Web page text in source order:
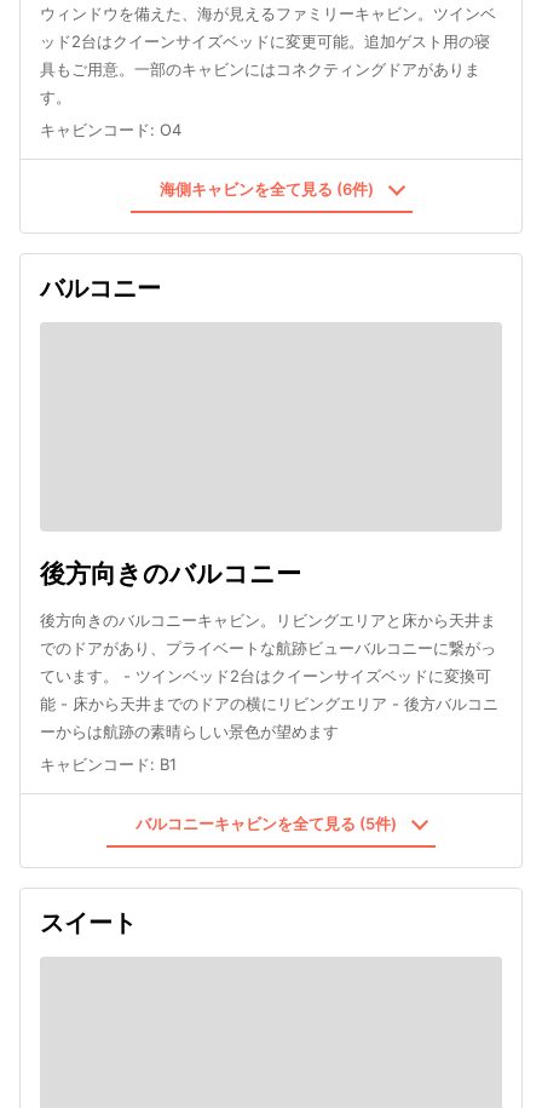
ウィンドウを備えた、海が見えるファミリーキャビン。ツインベ
ッド2台はクイーンサイズベッドに変更可能。追加ゲスト用の寝
具もご用意。一部のキャビンにはコネクティングドアがありま
す。
キャビンコード: O4
海側キャビンを全て見る (6件)
バルコニー
後方向きのバルコニー
後方向きのバルコニーキャビン。リビングエリアと床から天井ま
でのドアがあり、プライベートな航跡ビューバルコニーに繋がっ
ています。 - ツインベッド2台はクイーンサイズベッドに変換可
能 - 床から天井までのドアの横にリビングエリア - 後方バルコニ
ーからは航跡の素晴らしい景色が望めます
キャビンコード: B1
バルコニーキャビンを全て見る (5件)
スイート